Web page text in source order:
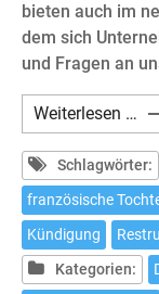
bieten auch im
dem sich
und Fragen an
Weiterlesen …
in
der
Schlagwörter:
französische
Kündigung
Kategorien: